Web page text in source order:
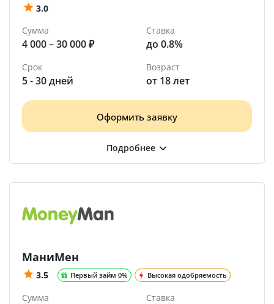
3.0
Сумма
4 000 – 30 000 ₽
Ставка
до 0.8%
Срок
5 - 30 дней
Возраст
от 18 лет
Оформить заявку
МаниМен
3.5 Первый займ 0% Высокая одобряемость
Сумма Ставка